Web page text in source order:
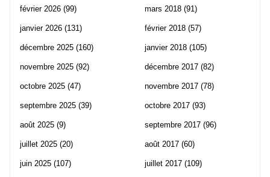
février 2026 (99)
janvier 2026 (131)
décembre 2025 (160)
novembre 2025 (92)
octobre 2025 (47)
septembre 2025 (39)
août 2025 (9)
juillet 2025 (20)
juin 2025 (107)
mars 2018 (91)
février 2018 (57)
janvier 2018 (105)
décembre 2017 (82)
novembre 2017 (78)
octobre 2017 (93)
septembre 2017 (96)
août 2017 (60)
juillet 2017 (109)